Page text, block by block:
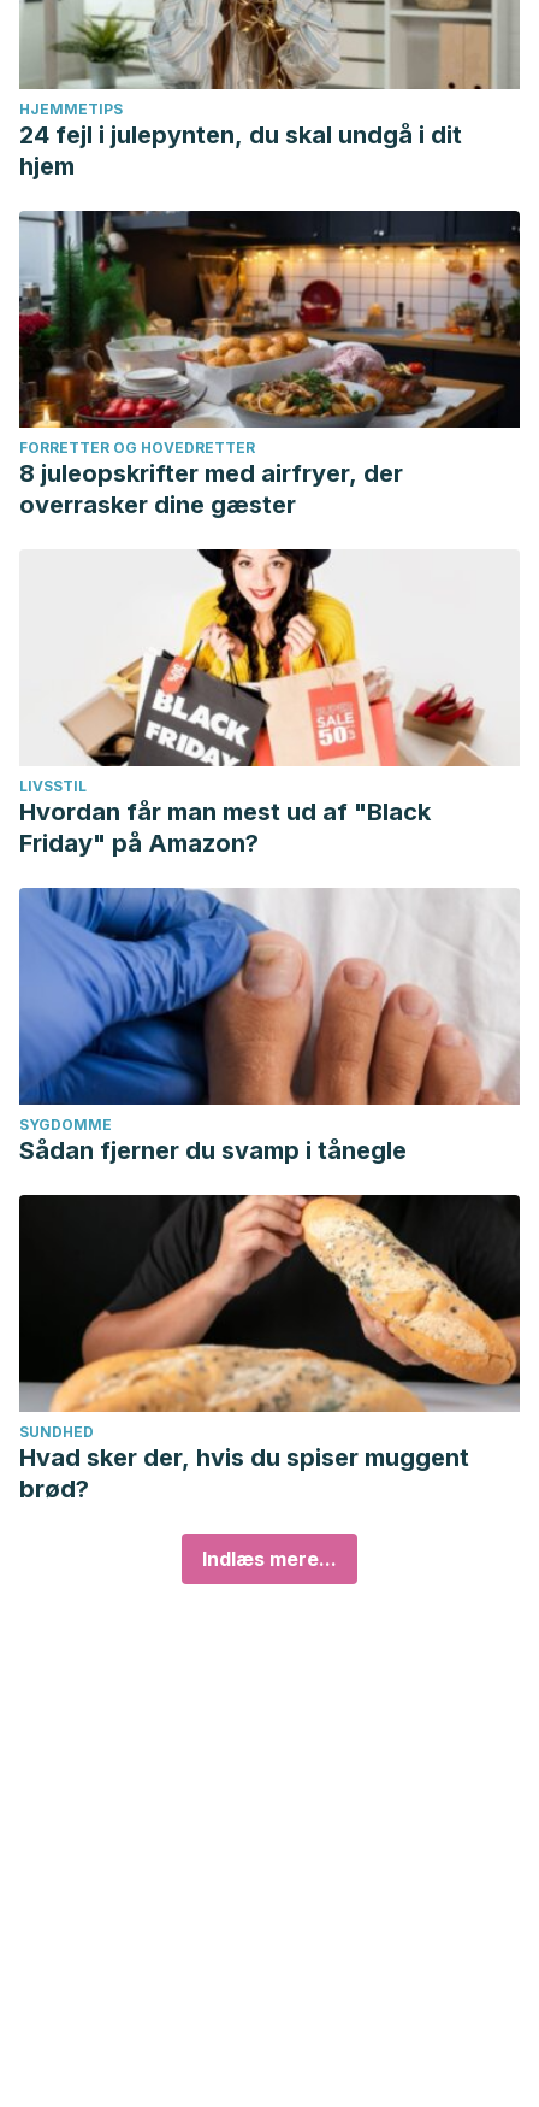
546X2013000100008
Soza Pineda, Norma Irene, Prata, Pedro Reginaldo dos
Santos, Alves Cardoso, Maria Regina, Rocha, Gisele
Olímpio da, Alves Ferreira Amorín, Leila Denise, de Miranda
Esquivel, Renata, Silva de Carvalho, Fabiana, & Lima
URBANAS EN SALVADOR, BAHÍA – BRASIL.
internacional de contaminación ambiental,33(2), 183-
197.https://dx.doi.org/10.20937/rica.2017.33.02.01
Rosany Bochner, Elba Regina Sampaio de Lemos (2017).
Plantas tóxicas en espacios escolares infantiles: del riesgo
a la información. Journal Health NPEPS.
https://periodicos.unemat.br/index.php/jhnpeps/article/view/
HJEMMETIPS
24 fejl i julepynten, du skal undgå i dit
hjem
FORRETTER OG HOVEDRETTER
8 juleopskrifter med airfryer, der
overrasker dine gæster
LIVSSTIL
Hvordan får man mest ud af "Black
Friday" på Amazon?
SYGDOMME
Sådan fjerner du svamp i tånegle
SUNDHED
Hvad sker der, hvis du spiser muggent
brød?
Indlæs mere...